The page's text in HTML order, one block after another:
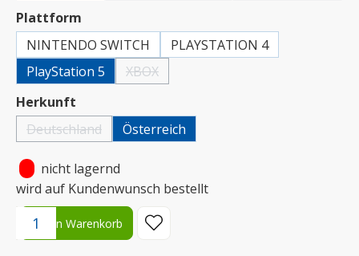
Plattform
NINTENDO SWITCH
PLAYSTATION 4
PlayStation 5
XBOX(Diese Option ist zurzeit nicht verfügbar.)
Herkunft
Deutschland(Diese Option ist zurzeit nicht verfügbar.)
Österreich
nicht lagernd
wird auf Kundenwunsch bestellt
Produkt Anzahl: Gib den gewünschten Wert ein oder benutze
In den Warenkorb